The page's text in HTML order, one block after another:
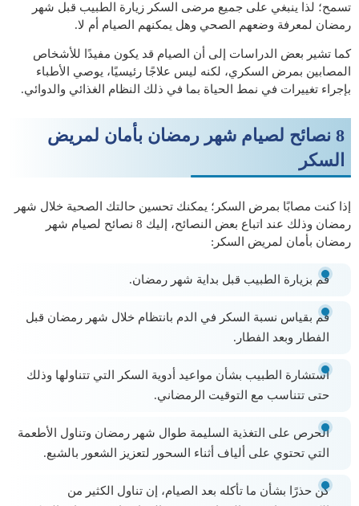
تسمح؛ لذا ينبغي على جميع مرضى السكر زيارة الطبيب قبل شهر
رمضان لمعرفة وضعهم الصحي وهل يمكنهم الصيام أم لا.
كما تشير بعض الدراسات إلى أن الصيام قد يكون مفيدًا للأشخاص
المصابين بمرض السكري، لكنه ليس علاجًا رئيسيًا، يوصي الأطباء
بإجراء تغييرات في نمط الحياة بما في ذلك النظام الغذائي والدوائي.
8 نصائح لصيام شهر رمضان بأمان لمريض
السكر
إذا كنت مصابًا بمرض السكر؛ يمكنك تحسين حالتك الصحية خلال شهر
رمضان وذلك عند اتباع بعض النصائح، إليك 8 نصائح لصيام شهر
رمضان بأمان لمريض السكر:
قم بزيارة الطبيب قبل بداية شهر رمضان.
قم بقياس نسبة السكر في الدم بانتظام خلال شهر رمضان قبل
الفطار وبعد الفطار.
استشارة الطبيب بشأن مواعيد أدوية السكر التي تتناولها وذلك
حتى تتناسب مع التوقيت الرمضاني.
الحرص على التغذية السليمة طوال شهر رمضان وتناول الأطعمة
التي تحتوي على ألياف أثناء السحور لتعزيز الشعور بالشبع.
كن حذرًا بشأن ما تأكله بعد الصيام، إن تناول الكثير من